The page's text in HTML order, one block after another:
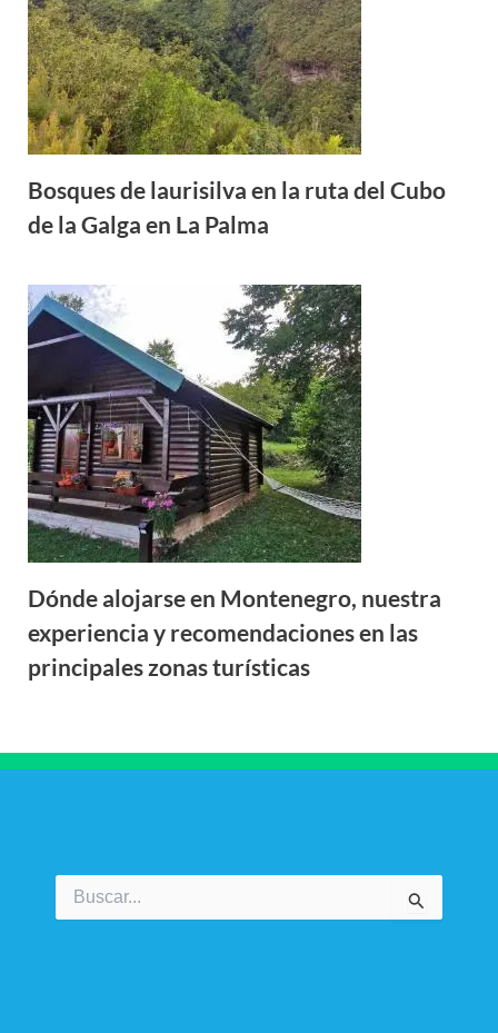
Bosques de laurisilva en la ruta del Cubo
de la Galga en La Palma
Dónde alojarse en Montenegro, nuestra
experiencia y recomendaciones en las
principales zonas turísticas
por: